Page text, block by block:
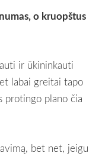
o kruopštus
ir ūkininkauti
labai greitai tapo
protingo plano čia
bet net, jeigu